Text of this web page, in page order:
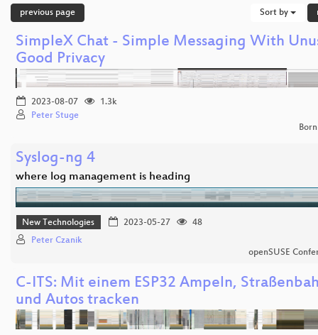
previous page Sort by
SimpleX Chat - Simple Messaging With
Good Privacy
2023-08-07
1.3k
Peter Stuge
Syslog-ng 4
where log management is heading
New Technologies 2023-05-27
48
Peter Czanik
openSUSE
C-ITS: Mit einem ESP32 Ampeln,
und Autos tracken